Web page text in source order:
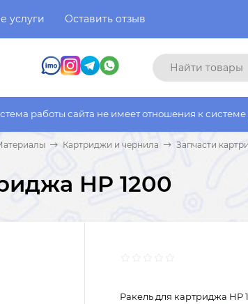
услуги Оставить отзыв
не имеет отношения к системе работы
Картриджи и чернила Запчасти
HP 1200
Ракель для картриджа HP